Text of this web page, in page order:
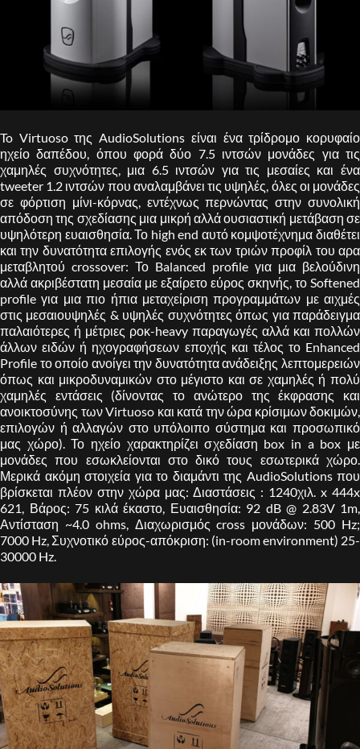
To Virtuoso της AudioSolutions είναι ένα τρίδρομο κορυφαίο
ηχείο δαπέδου, όπου φορά δύο 7.5 ιντσών μονάδες για τις
χαμηλές συχνότητες, μια 6.5 ιντσών για τις μεσαίες και ένα
tweeter 1.2 ιντσών που αναλαμβάνει τις υψηλές, όλες οι μονάδες
σε φόρτιση μίνι-κόρνας, εντέχνως περνώντας στην συνολική
απόδοση της σχεδίασης μια μικρή αλλά ουσιαστική μετάβαση σε
υψηλότερη ευαισθησία. Το high end αυτό κομψοτέχνημα διαθέτει
και την δυνατότητα επιλογής ενός εκ των τριών προφίλ του αρα
μεταβλητού crossover: Το Balanced profile για μια βελούδινη
αλλά ακριβέστατη μεσαία με εξαίρετο εύρος σκηνής, το Softened
profile για μια πιο ήπια μεταχείριση προγραμμάτων με αιχμές
στις μεσαιουψηλές & υψηλές συχνότητες όπως για παράδειγμα
παλαιότερες ή μέτριες ροκ-heavy παραγωγές αλλά και πολλών
άλλων ειδών ή ηχογραφήσεων εποχής και τέλος το Enhanced
Profile το οποίο ανοίγει την δυνατότητα ανάδειξης λεπτομερειών
όπως και μικροδυναμικών στο μέγιστο και σε χαμηλές ή πολύ
χαμηλές εντάσεις (δίνοντας το ανώτερο της έκφρασης και
ανοικτοσύνης των Virtuoso και κατά την ώρα κρίσιμων δοκιμών,
επιλογών ή αλλαγών στο υπόλοιπο σύστημα και προσωπικό
μας χώρο). Το ηχείο χαρακτηρίζει σχεδίαση box in a box με
μονάδες που εσωκλείονται στο δικό τους εσωτερικά χώρο.
Μερικά ακόμη στοιχεία για το διαμάντι της AudioSolutions που
βρίσκεται πλέον στην χώρα μας: Διαστάσεις : 1240χιλ. x 444x
621, Βάρος: 75 κιλά έκαστο, Ευαισθησία: 92 dB @ 2.83V 1m,
Αντίσταση ~4.0 ohms, Διαχωρισμός cross μονάδων: 500 Hz;
7000 Hz, Συχνοτικό εύρος-απόκριση: (in-room environment) 25-
30000 Hz.